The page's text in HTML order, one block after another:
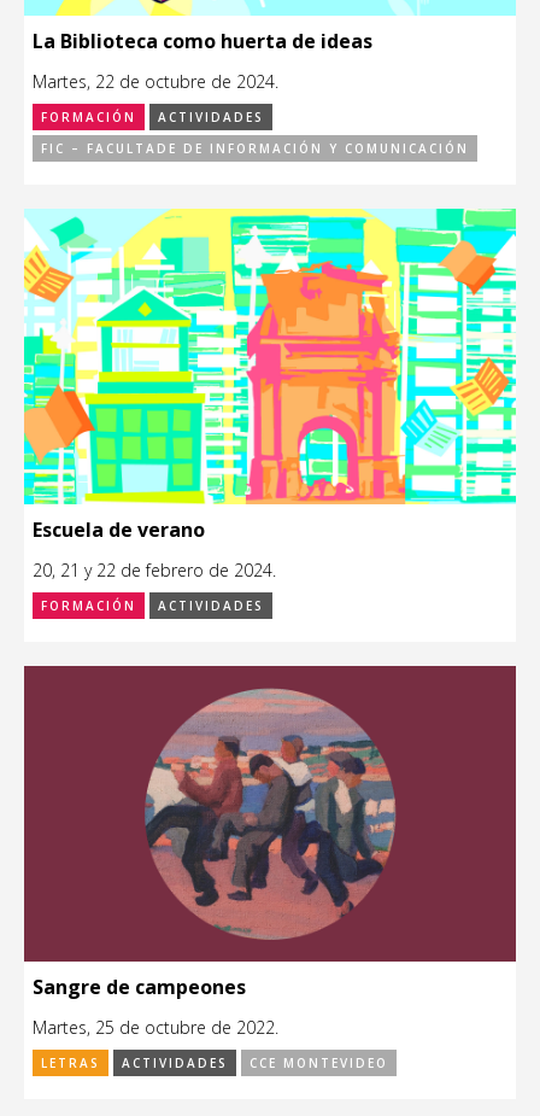
La Biblioteca como huerta de ideas
Martes, 22 de octubre de 2024.
FORMACIÓN
ACTIVIDADES
FIC – FACULTADE DE INFORMACIÓN Y COMUNICACIÓN
Escuela de verano
20, 21 y 22 de febrero de 2024.
FORMACIÓN ACTIVIDADES
Sangre de campeones
Martes, 25 de octubre de 2022.
LETRAS ACTIVIDADES CCE MONTEVIDEO